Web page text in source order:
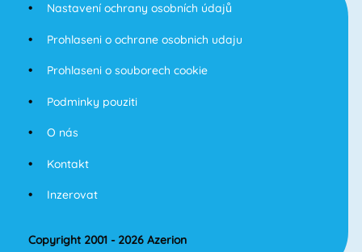
Nastavení ochrany osobních údajů
Prohlaseni o ochrane osobnich udaju
Prohlaseni o souborech cookie
Podminky pouziti
O nás
Kontakt
Inzerovat
Copyright 2001 - 2026 Azerion